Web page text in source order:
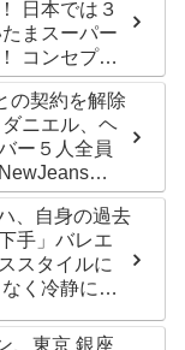
日本では３
まスーパー
コンセプト
日には新ア
』もリリース
の契約を解除
ニエル、ヘ
ー５人全員
の宣言！
契約有効と
、自身の過去
手」バレエ
スタイルに
く冷静に努
、東京 銀座